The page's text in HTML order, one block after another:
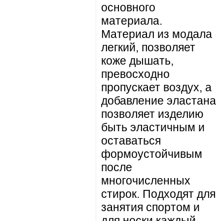
основного
материала.
Материал из модала
легкий, позволяет
коже дышать,
превосходно
пропускает воздух, а
добавление эластана
позволяет изделию
быть эластичным и
оставаться
формоустойчивым
после
многочисленных
стирок. Подходят для
занятия спортом и